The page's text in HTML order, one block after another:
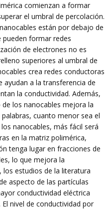
comienzan a formar
el umbral de percolación.
están por debajo de
pueden formar redes
de electrones no es
superiores al umbral de
crea redes conductoras
ayudan a la transferencia de
la conductividad. Además,
los nanocables mejora la
cuanto menor sea el
nanocables, más fácil será
en la matriz polimérica,
tenga lugar en fracciones de
lo que mejora la
los estudios de la literatura
aspecto de las partículas
conductividad eléctrica
nivel de conductividad por